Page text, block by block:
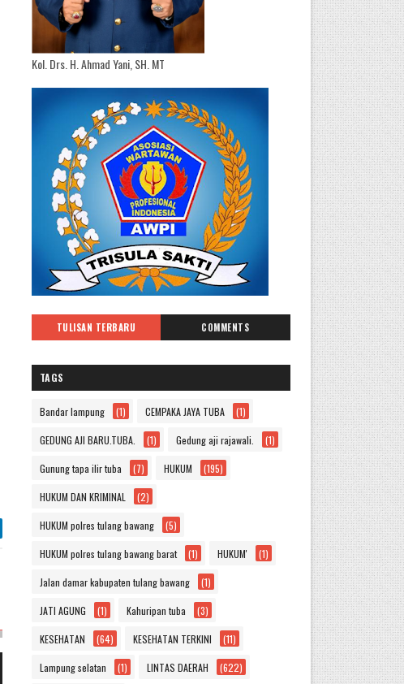
Kol. Drs. H. Ahmad Yani, SH. MT
TULISAN TERBARU COMMENTS
TAGS
Bandar lampung (1) CEMPAKA JAYA TUBA (1)
GEDUNG AJI BARU.TUBA. (1) Gedung aji rajawali. (1)
Gunung tapa ilir tuba (7) HUKUM (195)
HUKUM DAN KRIMINAL (2)
HUKUM polres tulang bawang (5)
HUKUM polres tulang bawang barat (1) HUKUM' (1)
Jalan damar kabupaten tulang bawang (1)
JATI AGUNG (1) Kahuripan tuba (3)
KESEHATAN (64) KESEHATAN TERKINI (11)
Lampung selatan (1) LINTAS DAERAH (622)